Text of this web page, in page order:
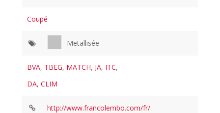
Coupé
Metallisée
BVA, TBEG, MATCH, JA, ITC,
DA,CLIM
http://www.francolembo.com/fr/